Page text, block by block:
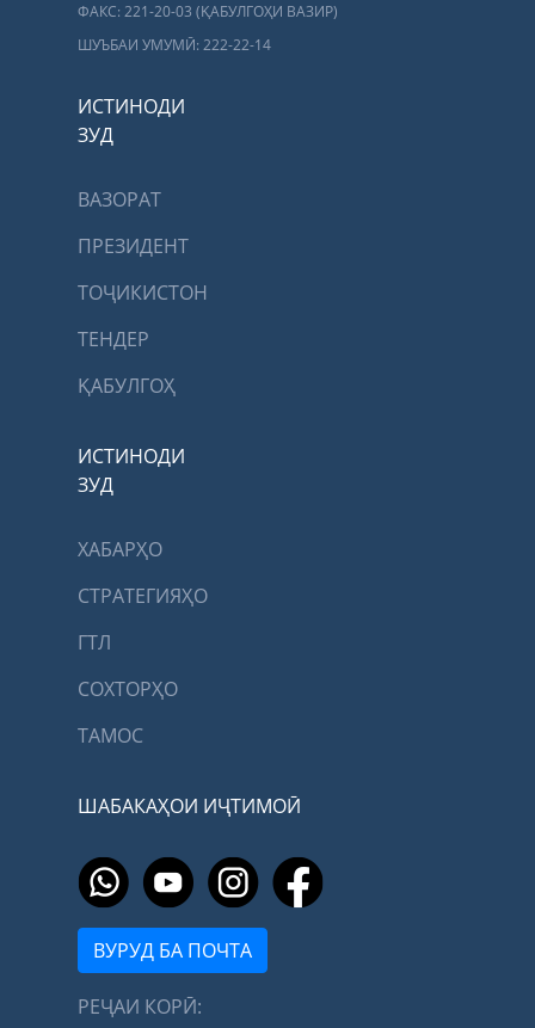
ФАКС: 221-20-03 (ҚАБУЛГОҲИ ВАЗИР)
ШУЪБАИ УМУМӢ: 222-22-14
ИСТИНОДИ
ЗУД
ВАЗОРАТ
ПРЕЗИДЕНТ
ТОҶИКИСТОН
ТЕНДЕР
ҚАБУЛГОҲ
ИСТИНОДИ
ЗУД
ХАБАРҲО
СТРАТЕГИЯҲО
ГТЛ
СОХТОРҲО
ТАМОС
ШАБАКАҲОИ ИҶТИМОӢ
ВУРУД БА ПОЧТА
РЕҶАИ КОРӢ: